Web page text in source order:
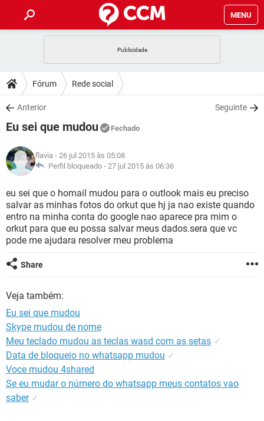
MENU
CELULAR
OUTLOOK
INSTAGRAM
GUIA DE COMPRAS
DICAS
JOGOS
INSTAGRAM
GUIA DE COMPRAS
DOWNLOADS
JOGOS
CELULAR
OUTLOOK EXCEL
INSTAGRAM
GUIA DE COMPRAS
JOGOS
CELULAR
OUTLOOK EXCEL
INSTAGRAM GMAIL
GUIA DE COMPRAS
GLOSSÁRIO
JOGOS WHATSAPP
CELULAR FACEBOOK
OUTLOOK EXCEL
INSTAGRAM
GUIA DE COMPRAS
Fórum Rede social
Anterior Seguinte
Eu sei que mudou Fechado
flavia - 26 jul 2015 às 05:08
Perfil bloqueado - 27 jul 2015 às 06:36
eu sei que o homail mudou para o outlook mais eu preciso
salvar as minhas fotos do orkut que hj ja nao existe quando
entro na minha conta do google nao aparece pra mim o
orkut para que eu possa salvar meus dados.sera que vc
pode me ajudara resolver meu problema
Share
Veja também:
Eu sei que mudou
Skype mudou de nome
Meu teclado mudou as teclas wasd com as setas ✓
Data de bloqueio no whatsapp mudou ✓
Voce mudou 4shared
Se eu mudar o número do whatsapp meus contatos vao
saber ✓